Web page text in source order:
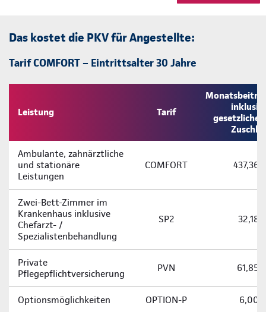
Das kostet die PKV für Angestellte:
Tarif COMFORT – Eintrittsalter 30 Jahre
Leistung Tarif
Ambulante, zahnärztliche
und stationäre
Leistungen
COMFORT 437,36
Zwei-­Bett-­Zimmer im
Krankenhaus inklusive
Chefarzt- /
Spezialistenbehandlung
SP2 32,18
Private
Pflegepflichtversicherung
PVN 61,85
Optionsmöglichkeiten OPTION-P 6,00